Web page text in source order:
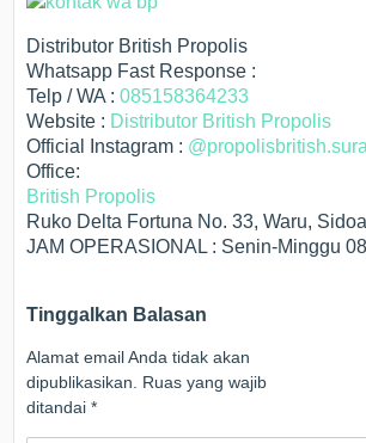
Distributor British Propolis
Whatsapp Fast Response :
Telp / WA :085158364233
Website : Distributor British Propolis
Official Instagram :
Office:
British Propolis
Ruko Delta Fortuna No. 33, Waru,
JAM OPERASIONAL : Senin-Minggu
Tinggalkan Balasan
Alamat email Anda tidak akan
dipublikasikan.
Ruas yang wajib
ditandai*